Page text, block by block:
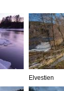
Elvestien